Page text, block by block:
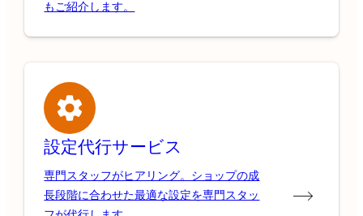
もご紹介します。
設定代行サービス
専門スタッフがヒアリング。ショップの成
長段階に合わせた最適な設定を専門スタッ